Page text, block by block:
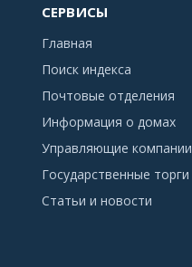
СЕРВИСЫ
Главная
Поиск индекса
Почтовые отделения
Информация о домах
Управляющие компании
Государственные торги
Статьи и новости